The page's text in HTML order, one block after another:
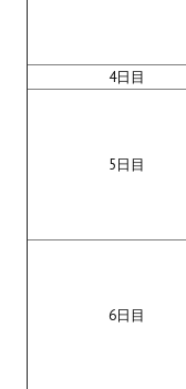
Sacred Gold
Aliens versus
Aliens versus
Age of Pirates:
Sea Dogs - City of
Sea Dogs
4日目
5日目
6日目